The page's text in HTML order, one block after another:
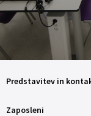
Predstavitev in
Zaposleni